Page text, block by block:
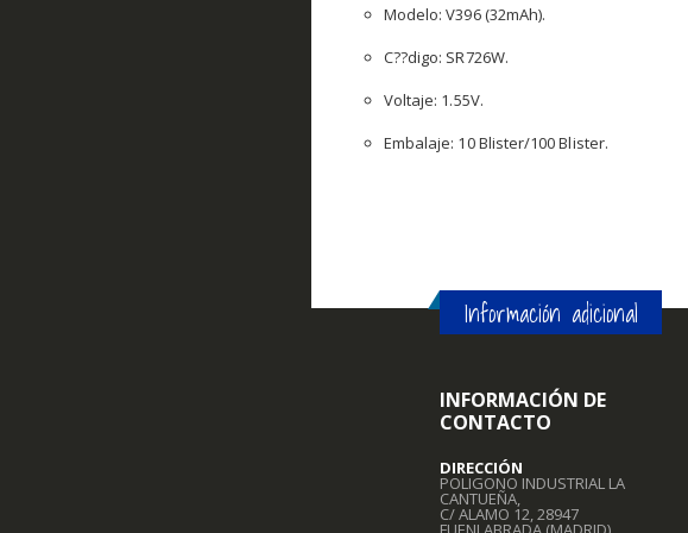
Modelo: V396 (32mAh).
C??digo: SR726W.
Voltaje: 1.55V.
Embalaje: 10 Blister/100 Blister.
Información adicional
INFORMACIÓN DE
CONTACTO
DIRECCIÓN
POLIGONO INDUSTRIAL LA
CANTUEÑA,
C/ ALAMO 12, 28947